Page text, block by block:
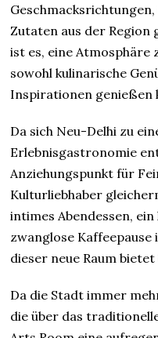
Zutaten aus der Region
ist es, eine Atmosphäre
sowohl kulinarische
Inspirationen genießen
Da sich Neu-Delhi zu
Erlebnisgastronomie
Anziehungspunkt für
Kulturliebhaber
intimes Abendessen,
zwanglose
dieser neue Raum
Da die Stadt immer
die über das